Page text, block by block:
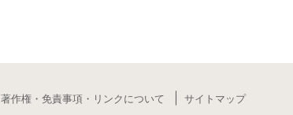
著作権・免責事項・リンクについて サイトマップ